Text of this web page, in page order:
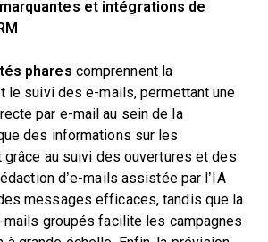
et intégrations de
phares comprennent la
le suivi des e-mails, permettant une
par e-mail au sein de la
des informations sur les
grâce au suivi des ouvertures et des
d’e-mails assistée par l’IA
messages efficaces, tandis que la
mails groupés facilite les campagnes